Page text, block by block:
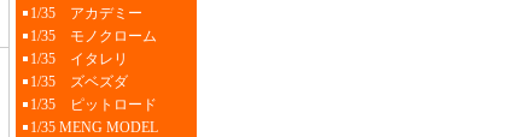
1/35 アカデミー
1/35 モノクローム
1/35 イタレリ
1/35 ズベズダ
1/35 ピットロード
1/35 MENG MODEL